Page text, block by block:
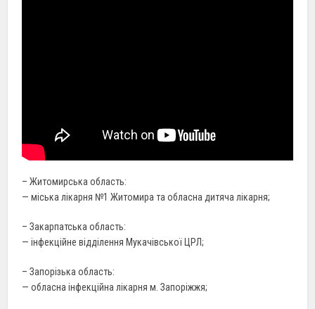
– Житомирська область:
— міська лікарня №1 Житомира та обласна дитяча лікарня;
– Закарпатська область:
— інфекційне відділення Мукачівської ЦРЛ;
– Запорізька область:
— обласна інфекційна лікарня м. Запоріжжя;